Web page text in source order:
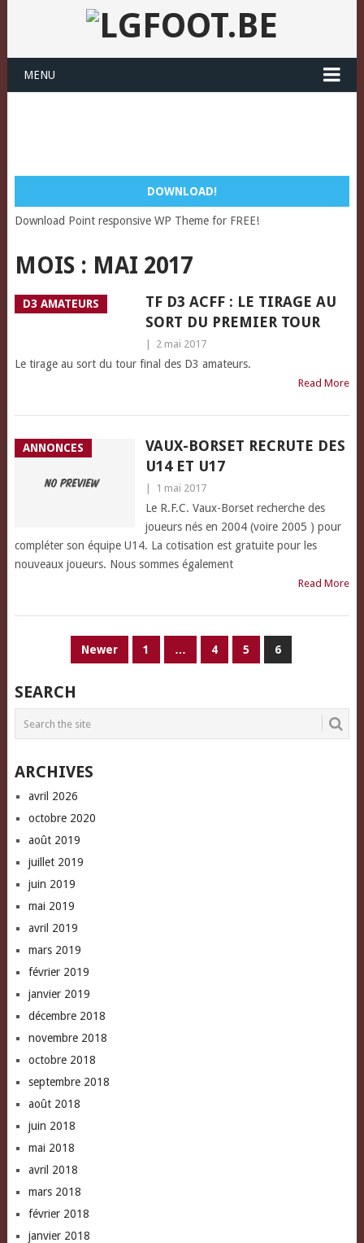
MENU
DOWNLOAD!
Download Point responsive WP Theme for FREE!
MOIS : MAI 2017
D3 AMATEURS
TF D3 ACFF : LE TIRAGE AU
SORT DU PREMIER TOUR
2 mai 2017
Le tirage au sort du tour final des D3 amateurs.
Read More
ANNONCES
VAUX-BORSET RECRUTE DES
U14 ET U17
1 mai 2017
Le R.F.C. Vaux-Borset recherche des
joueurs nés en 2004 (voire 2005 ) pour
compléter son équipe U14. La cotisation est gratuite pour les
nouveaux joueurs. Nous sommes également
Read More
PAGINATION
PUBLICATIONS
Newer 1 … 4 5 6
SEARCH
ARCHIVES
avril 2026
octobre 2020
août 2019
juillet 2019
juin 2019
mai 2019
avril 2019
mars 2019
février 2019
janvier 2019
décembre 2018
novembre 2018
octobre 2018
septembre 2018
août 2018
juin 2018
mai 2018
avril 2018
mars 2018
février 2018
janvier 2018